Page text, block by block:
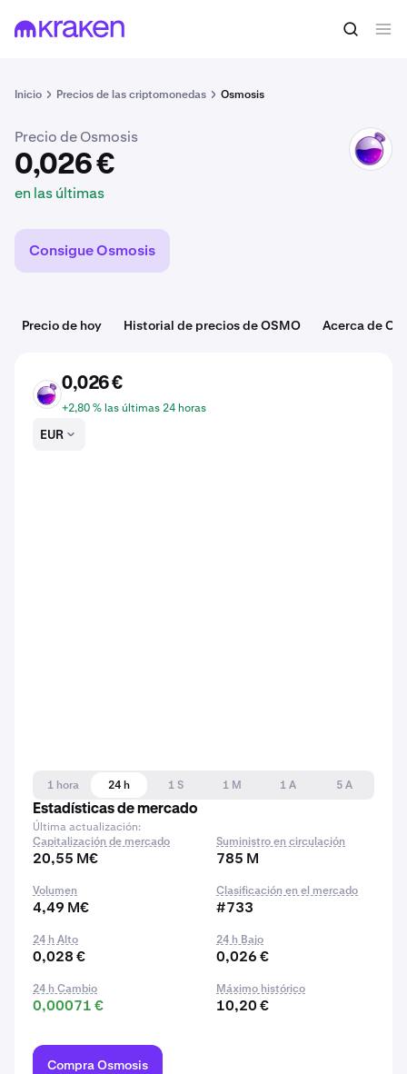
Inicio Precios de las criptomonedas Osmosis
0,026 € Comprar OSMO
Precio de Osmosis
0,026 €
en las últimas
OSMO
Consigue Osmosis
Precio de hoy Historial de precios de OSMO Acerca de
OSMO
0,026 €
+2,80 % las últimas 24 horas
EUR
1 hora 24 h 1 S 1 M 1 A
5 A
Estadísticas de mercado
Última actualización:
Capitalización de mercado
20,55 M€
Suministro en circulación
785 M
Volumen
4,49 M€
Clasificación en el mercado
#733
24 h Alto
0,028 €
24 h Bajo
0,026 €
24 h Cambio
0,00071 €
Máximo histórico
10,20 €
Compra Osmosis